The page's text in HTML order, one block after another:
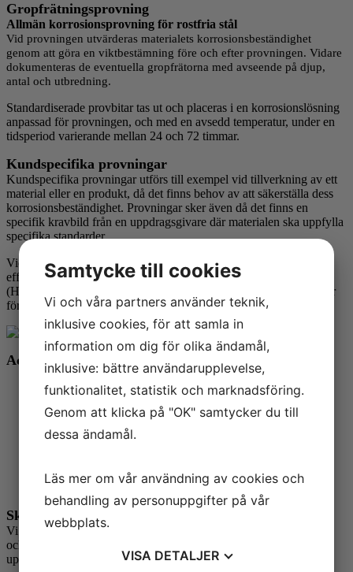
Gropfrätningsprovning
Allmän korrosionsprovning för rostfria stål
Vid provningen utvärderas materialets korrosionsbeständighet
genom att göra en viktbestämning före och efter provningen. Vidare
dokumenteras de eventuella gropfrätorna med avseende på djup,
antal och utbredning.
Standardiserade provbitar tas ut och placeras i en korrosionslösning
anpassad för provningen, och med en avsedd temperatur, under en
tidsperiod varierande mellan 24 och 72 timmar.
Kundspecifika provningar
Kundspecifika provningar utförs till exempel vid tillverkning av ett
material eller en produkt, då det finns behov av att säkerställa dess
korrosionsbeständighet. Provningar sker även då det finns en
specifik kravbild från en uppdragsgivare där materialen ska uppfylla
specifika standarder.
Vid
svetsning undersöks materialets påverkan av svetsningens
effekter och speciellt intressant är den värmepåverkande zonen
(HAZ) för att fastslå att materialets korrosionsbeständighet inte har
försämrats.
Ackrediteringsomfattning
SS-EN ISO 3651-2
ASTM A262 | Metod B och E
ASTM G28 | Metod A
ASTM G48 | Metod A, B och C
ASTM G66
Skadeutredningar
Vi utförhaveri- och skadeutredningar
och undersöka korrosionsskador, dess korrosionsförlopp och
uppkomst.
Samtycke till cookies
Vi och våra partners använder teknik,
inklusive cookies, för att samla in
information om dig för olika ändamål,
inklusive: bättre användarupplevelse,
funktionalitet, statistik och marknadsföring.
Genom att klicka på "OK" samtycker du till
dessa ändamål.
Läs mer om vår användning av cookies och
behandling av personuppgifter på vår
webbplats.
VISA DETALJER